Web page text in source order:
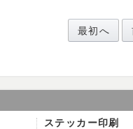
最初へ
ステッカー印刷